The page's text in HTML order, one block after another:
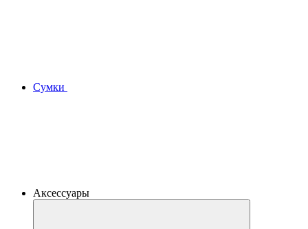
Сумки
Аксессуары